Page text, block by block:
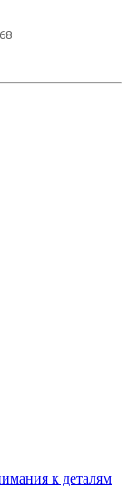
к деталям